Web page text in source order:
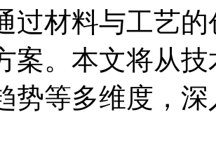
过材料与工艺
案。本文将从
势等多维度，